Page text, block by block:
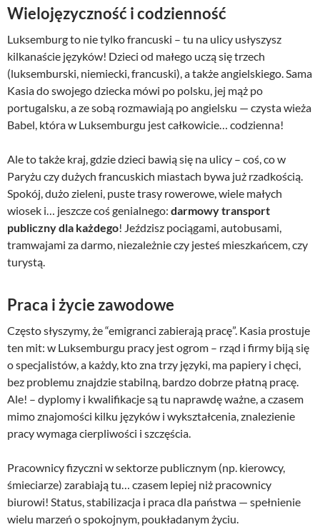
Wielojęzyczność i codzienność
Luksemburg to nie tylko francuski – tu na ulicy usłyszysz
kilkanaście języków! Dzieci od małego uczą się trzech
(luksemburski, niemiecki, francuski), a także angielskiego. Sama
Kasia do swojego dziecka mówi po polsku, jej mąż po
portugalsku, a ze sobą rozmawiają po angielsku — czysta wieża
Babel, która w Luksemburgu jest całkowicie… codzienna!
Ale to także kraj, gdzie dzieci bawią się na ulicy – coś, co w
Paryżu czy dużych francuskich miastach bywa już rzadkością.
Spokój, dużo zieleni, puste trasy rowerowe, wiele małych
wiosek i… jeszcze coś genialnego: darmowy transport
publiczny dla każdego! Jeździsz pociągami, autobusami,
tramwajami za darmo, niezależnie czy jesteś mieszkańcem, czy
turystą.
Praca i życie zawodowe
Często słyszymy, że “emigranci zabierają pracę”. Kasia prostuje
ten mit: w Luksemburgu pracy jest ogrom – rząd i firmy biją się
o specjalistów, a każdy, kto zna trzy języki, ma papiery i chęci,
bez problemu znajdzie stabilną, bardzo dobrze płatną pracę.
Ale! – dyplomy i kwalifikacje są tu naprawdę ważne, a czasem
mimo znajomości kilku języków i wykształcenia, znalezienie
pracy wymaga cierpliwości i szczęścia.
Pracownicy fizyczni w sektorze publicznym (np. kierowcy,
śmieciarze) zarabiają tu… czasem lepiej niż pracownicy
biurowi! Status, stabilizacja i praca dla państwa — spełnienie
wielu marzeń o spokojnym, poukładanym życiu.